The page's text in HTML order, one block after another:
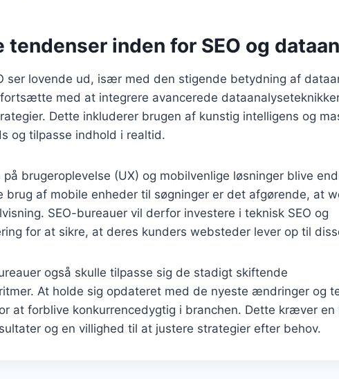
tendenser inden for SEO og
ser lovende ud, især med den stigende betydning af
med at integrere avancerede
Dette inkluderer brugen af kunstig intelligens og
og tilpasse indhold i realtid.
brugeroplevelse (UX) og mobilvenlige løsninger blive
brug af mobile enheder til søgninger er det afgørende, at
SEO-bureauer vil derfor investere i teknisk SEO og
for at sikre, at deres kunders websteder lever op til
også skulle tilpasse sig de stadigt skiftende
At holde sig opdateret med de nyeste ændringer og
at forblive konkurrencedygtig i branchen. Dette kræver en
og en villighed til at justere strategier efter behov.